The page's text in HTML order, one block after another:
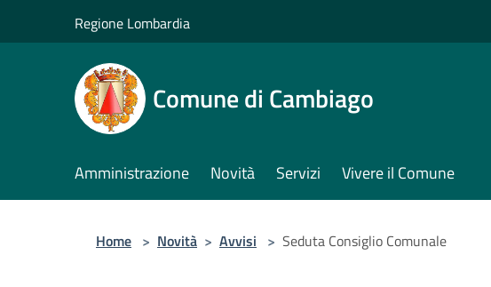
Regione Lombardia
Comune di Cambiago
Amministrazione Novità Servizi Vivere il Comune
Home > Novità > Avvisi > Seduta Consiglio Comunale